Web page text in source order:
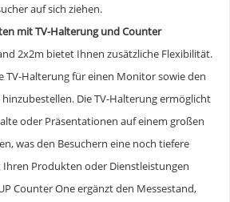
auf sich ziehen.
mit TV-Halterung und Counter
2x2m bietet Ihnen zusätzliche Flexibilität.
TV-Halterung für einen Monitor sowie den
hinzubestellen. Die TV-Halterung ermöglicht
oder Präsentationen auf einem großen
was den Besuchern eine noch tiefere
Produkten oder Dienstleistungen
Counter One ergänzt den Messestand,